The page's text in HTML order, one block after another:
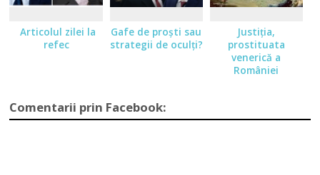
Articolul zilei la
refec
Gafe de proşti sau
strategii de oculţi?
Justiţia,
prostituata
venerică a
României
Comentarii prin Facebook: